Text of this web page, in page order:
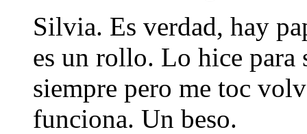
Silvia. Es verdad, hay
es un rollo. Lo hice para
siempre pero me toc
funciona. Un beso.